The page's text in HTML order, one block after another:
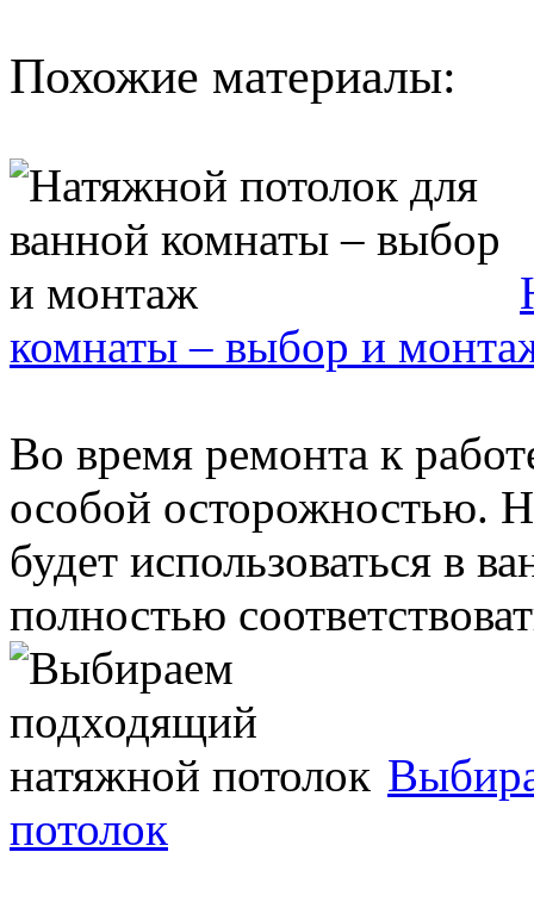
Похожие материалы:
комнаты – выбор и
Во время ремонта к
особой осторожностью.
будет использоваться в
полностью
потолок